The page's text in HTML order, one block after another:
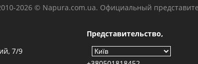
2026 © Napura.com.ua. Официальный
7/9
Представительство,